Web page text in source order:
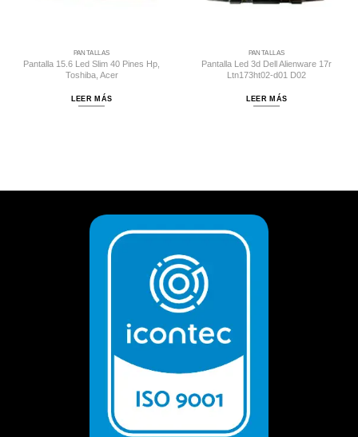
PANTALLAS
Pantalla 15.6 Led Slim 40 Pines Hp,
Toshiba, Acer
LEER MÁS
PANTALLAS
Pantalla Led 3d Dell Alienware 17r
Ltn173ht02-d01 D02
LEER MÁS